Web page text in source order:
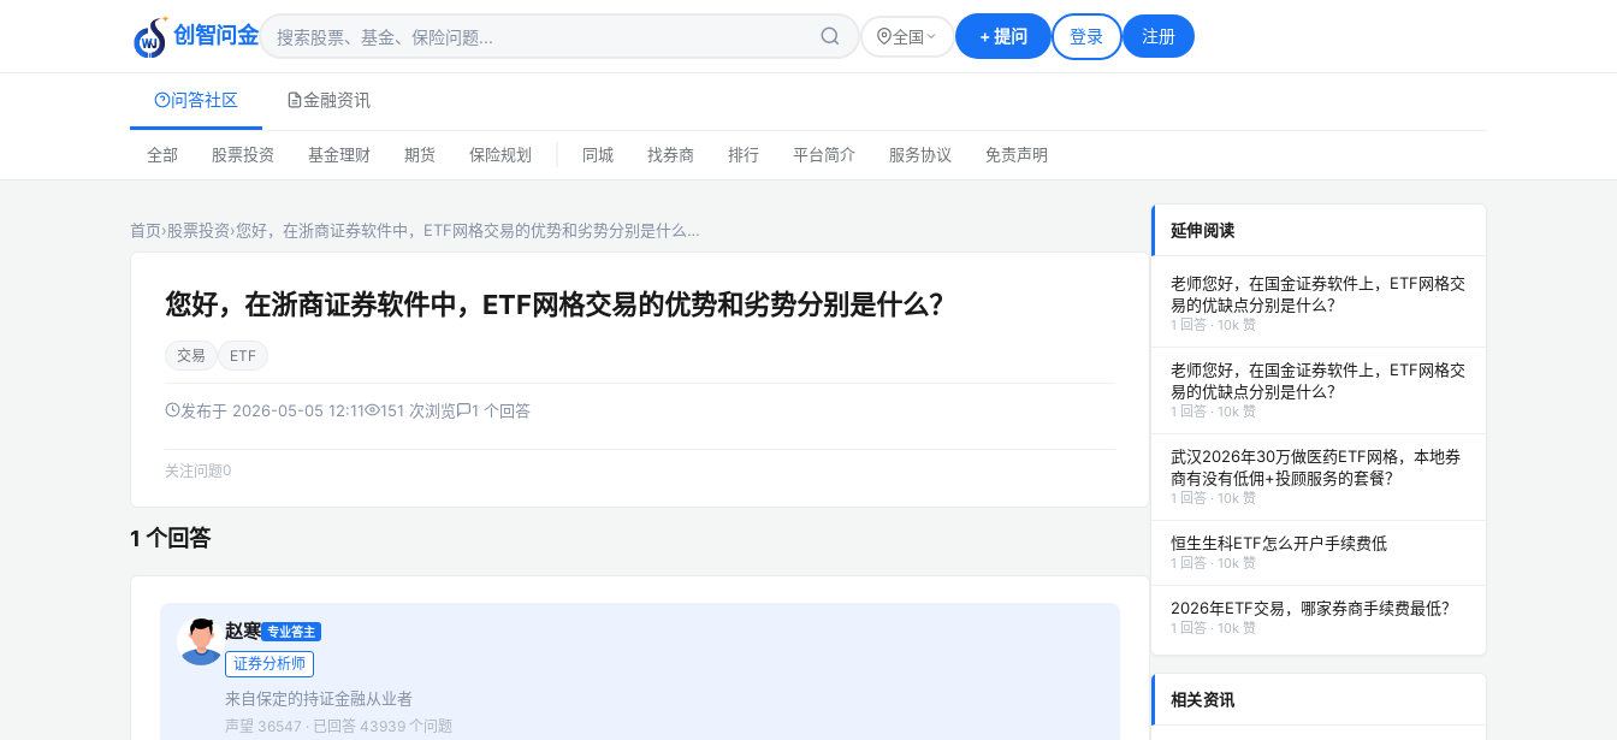
创智问金 全国 +提问 登录 注册
问答社区 金融资讯
全部 股票投资 基金理财 期货 保险规划 同城 找券商 排行 平台简介 服务协议 免责声明
首页›股票投资›您好，在浙商证券软件中，ETF网格交易的优势和劣势分别是什么…
您好，在浙商证券软件中，ETF网格交易的优势和劣势分别是什么？
交易 ETF
发布于 2026-05-05 12:11 151 次浏览 1 个回答
关注问题0
1 个回答
赵寒 专业答主
证券分析师
来自保定的持证金融从业者
声望 36547 · 已回答 43939 个问题
延伸阅读
老师您好，在国金证券软件上，ETF网格交
易的优缺点分别是什么？
1 回答 · 10k 赞
老师您好，在国金证券软件上，ETF网格交
易的优缺点分别是什么？
1 回答 · 10k 赞
武汉2026年30万做医药ETF网格，本地券
商有没有低佣+投顾服务的套餐？
1 回答 · 10k 赞
恒生生科ETF怎么开户手续费低
1 回答 · 10k 赞
2026年ETF交易，哪家券商手续费最低？
1 回答 · 10k 赞
相关资讯